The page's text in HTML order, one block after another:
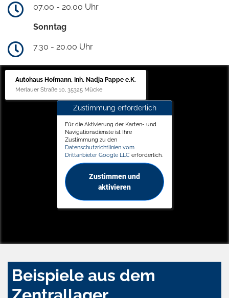
07.00 - 20.00 Uhr
Sonntag
7.30 - 20.00 Uhr
Autohaus Hofmann, Inh. Nadja Pappe e.K.
Merlauer Straße 10, 35325 Mücke
Zustimmung erforderlich
Für die Aktivierung der Karten- und
Navigationsdienste ist Ihre
Zustimmung zu den
Datenschutzrichtlinien vom
Drittanbieter Google LLC erforderlich.
Zustimmen und
aktivieren
Beispiele aus dem